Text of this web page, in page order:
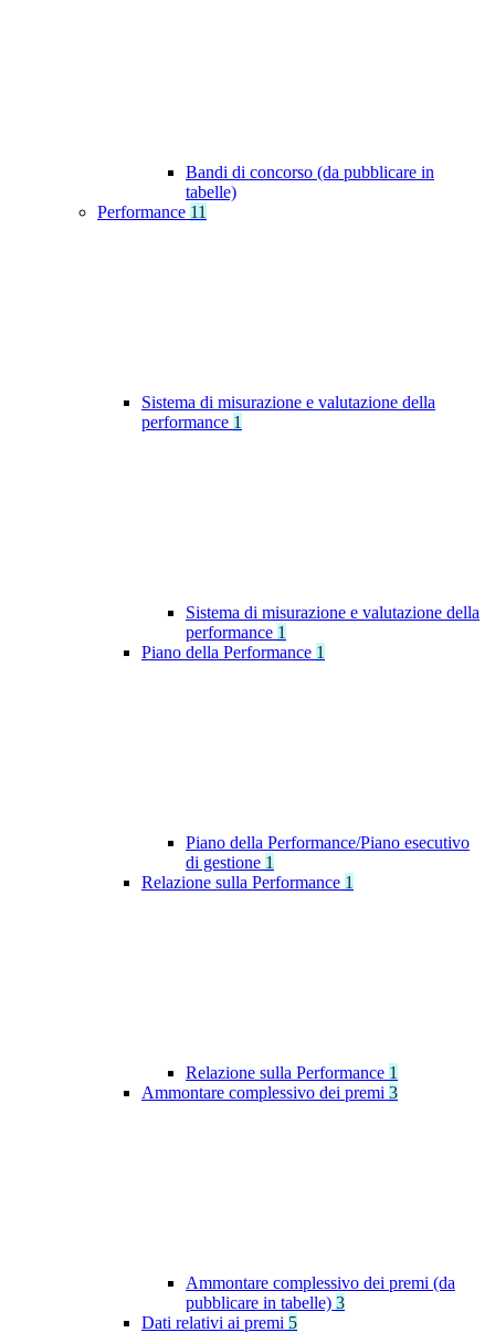
Bandi di concorso (da pubblicare in
tabelle)
Performance 11
Sistema di misurazione e valutazione della
performance 1
Sistema di misurazione e valutazione della
performance 1
Piano della Performance 1
Piano della Performance/Piano esecutivo
di gestione 1
Relazione sulla Performance 1
Relazione sulla Performance 1
Ammontare complessivo dei premi 3
Ammontare complessivo dei premi (da
pubblicare in tabelle) 3
Dati relativi ai premi 5